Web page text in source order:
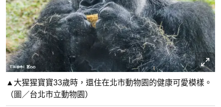
▲大猩猩寶寶33歲時，還住在北市動物園的健康可愛模樣。
（圖／台北市立動物園）